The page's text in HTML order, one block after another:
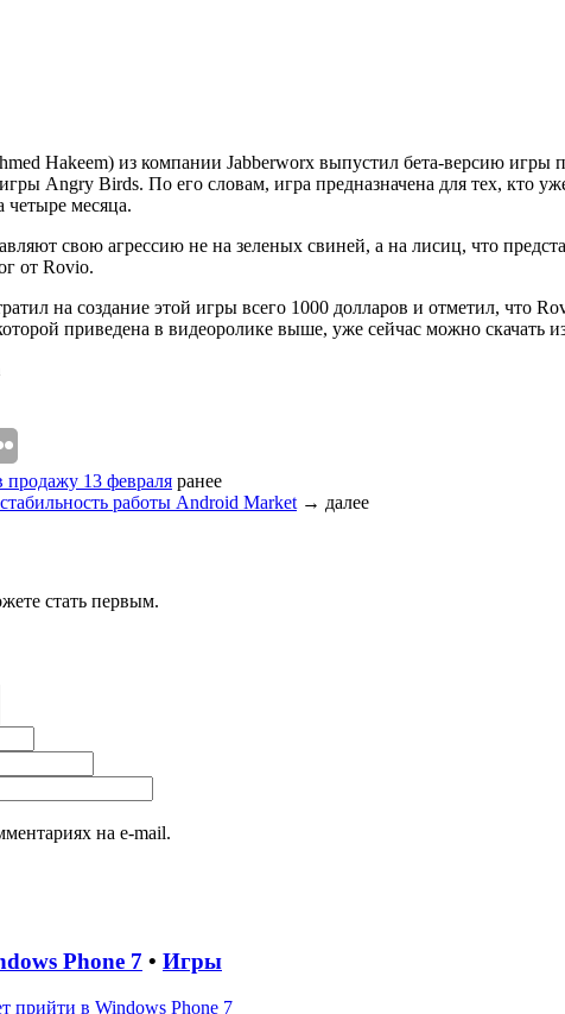
Hakeem) из компании Jabberworx выпустил бета-версию
Angry Birds. По его словам, игра предназначена для тех, кто
четыре месяца.
свою агрессию не на зеленых свиней, а на лисиц, что
от Rovio.
на создание этой игры всего 1000 долларов и отметил, что
приведена в видеоролике выше, уже сейчас можно скачать
продажу 13 февраля ранее
работы Android Market → далее
стать первым.
на e-mail.
Phone 7 • Игры
прийти в Windows Phone 7